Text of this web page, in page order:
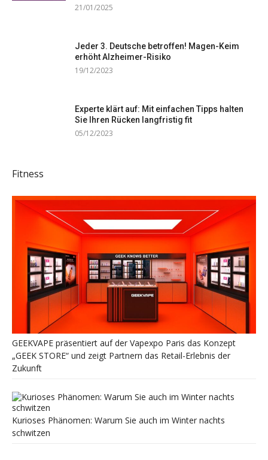
21/01/2025
Jeder 3. Deutsche betroffen! Magen-Keim
erhöht Alzheimer-Risiko
19/12/2023
Experte klärt auf: Mit einfachen Tipps halten
Sie Ihren Rücken langfristig fit
05/12/2023
Fitness
GEEKVAPE präsentiert auf der Vapexpo Paris das Konzept
„GEEK STORE“ und zeigt Partnern das Retail-Erlebnis der
Zukunft
Kurioses Phänomen: Warum Sie auch im Winter nachts
schwitzen